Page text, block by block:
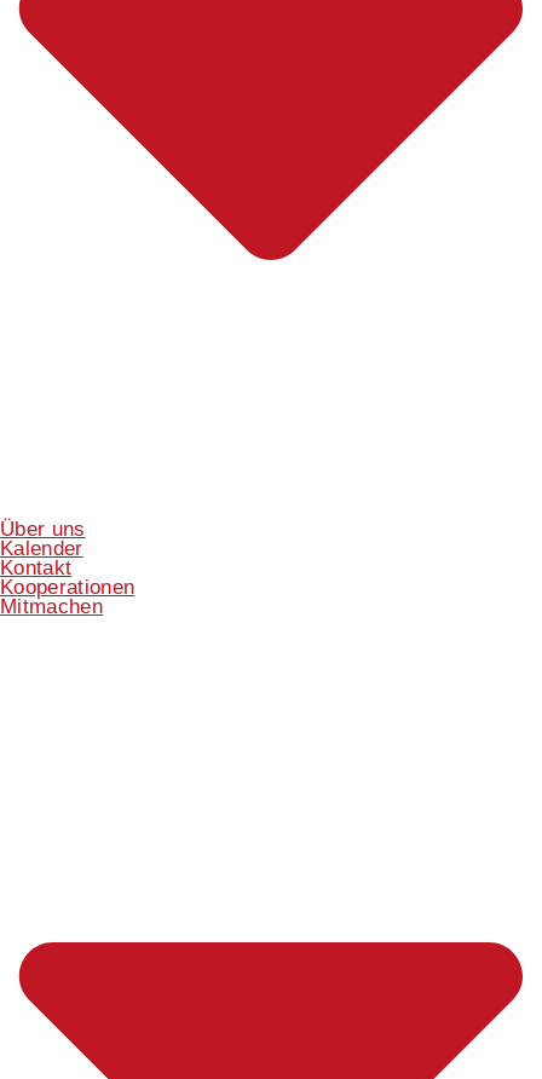
Über uns
Kalender
Kontakt
Kooperationen
Mitmachen